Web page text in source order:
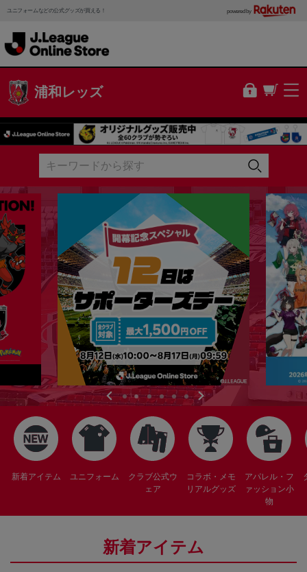
ユニフォームなどの公式グッズが買える！ powered by
浦和レッズ
新着アイテム ユニフォーム
クラブ公式ウ
ェア
コラボ・メモ
リアルグッズ
アパレル・フ
ァッション小
物
新着アイテム